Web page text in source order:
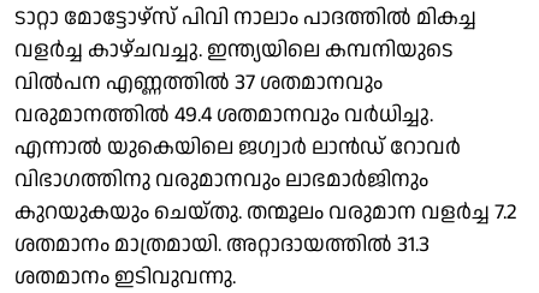
ടാറ്റാ മോട്ടോഴ്സ് പിവി നാലാം പാദത്തിൽ മികച്ച
വളർച്ച കാഴ്ചവച്ചു. ഇന്ത്യയിലെ കമ്പനിയുടെ
വിൽപന എണ്ണത്തിൽ 37 ശതമാനവും
വരുമാനത്തിൽ 49.4 ശതമാനവും വർധിച്ചു.
എന്നാൽ യുകെയിലെ ജഗ്വാർ ലാൻഡ് റോവർ
വിഭാഗത്തിനു വരുമാനവും ലാഭമാർജിനും
കുറയുകയും ചെയ്തു. തന്മൂലം വരുമാന വളർച്ച 7.2
ശതമാനം മാത്രമായി. അറ്റാദായത്തിൽ 31.3
ശതമാനം ഇടിവുവന്നു.